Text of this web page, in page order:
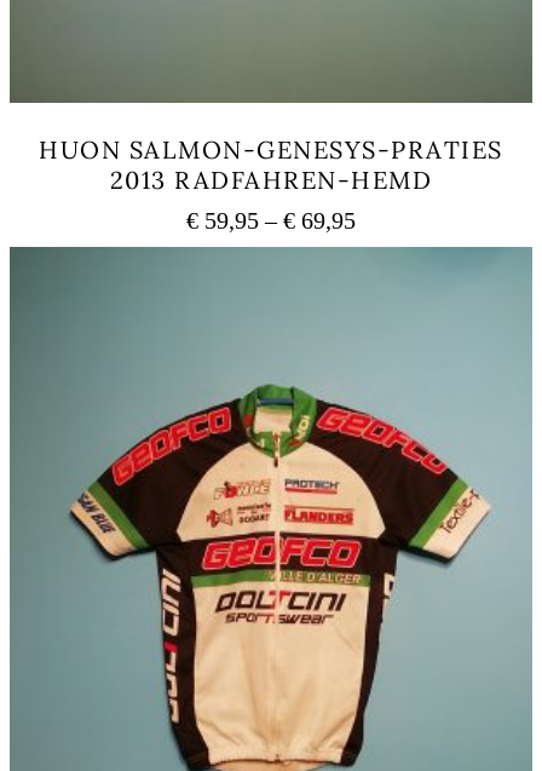
HUON SALMON-GENESYS-PRATIES
2013 RADFAHREN-HEMD
€ 59,95 –€ 69,95Preisspanne:
€ 59,95
Die
Optionen
können
auf
der
Produktseite
gewählt
werden